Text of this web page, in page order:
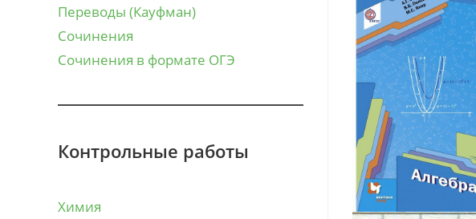
Переводы (Кауфман)
Сочинения
Сочинения в формате ОГЭ
Контрольные работы
Химия